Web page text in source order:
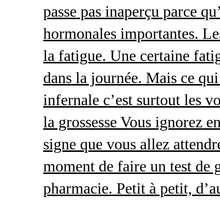
passe pas inaperçu parce
hormonales importantes.
la fatigue. Une certaine
dans la journée. Mais ce
infernale c’est surtout les
la grossesse Vous ignorez
signe que vous allez
moment de faire un test de
pharmacie. Petit à petit,